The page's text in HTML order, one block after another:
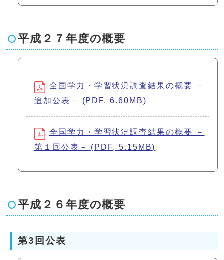
平成２７年度の概要
全国学力・学習状況調査結果の概要 －
追加公表－ (PDF, 6.60MB)
全国学力・学習状況調査結果の概要 －
第１回公表－ (PDF, 5.15MB)
平成２６年度の概要
第3回公表